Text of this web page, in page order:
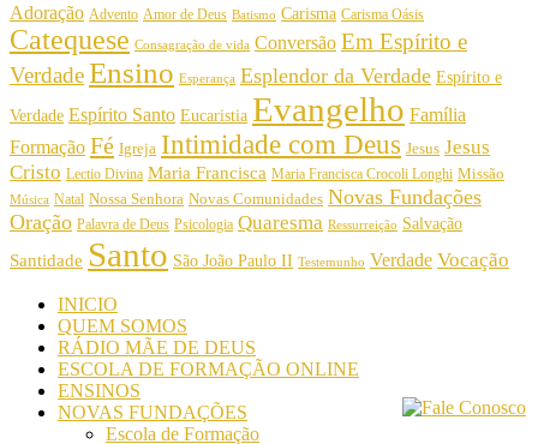
Adoração Advento Amor de Deus Batismo Carisma Carisma Oásis
Catequese Consagração de vida Conversão Em Espírito e
VerdadeEnsino Esperança Esplendor da Verdade Espírito e
Verdade Espírito Santo Eucaristia Evangelho Família
Formação Fé Igreja Intimidade com Deus Jesus Jesus
Cristo Lectio Divina Maria Francisca Maria Francisca Crocoli Longhi Missão
Música Natal Nossa Senhora Novas Comunidades Novas Fundações
Oração Palavra de Deus Psicologia Quaresma Ressurreição Salvação
Santidade Santo São João Paulo II Testemunho Verdade Vocação
INICIO
QUEM SOMOS
RÁDIO MÃE DE DEUS
ESCOLA DE FORMAÇÃO ONLINE
ENSINOS
NOVAS FUNDAÇÕES
Escola de Formação